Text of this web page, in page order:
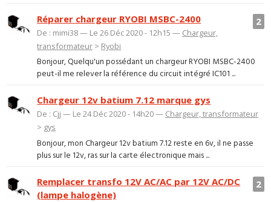
2
Réparer chargeur RYOBI MSBC-2400
De : mimi38 — Le 26 Déc 2020 - 12h15 — Chargeur,
transformateur > Ryobi
Bonjour, Quelqu'un possédant un chargeur RYOBI MSBC-2400
peut-il me relever la référence du circuit intégré IC101 ...
Chargeur 12v batium 7.12 marque gys
De : Cjj — Le 24 Déc 2020 - 14h20 — Chargeur, transformateur
> gys
Bonjour, mon Chargeur 12v batium 7.12 reste en 6v, il ne passe
plus sur le 12v, ras sur la carte électronique mais ...
2
Remplacer transfo 12V AC/AC par 12V AC/DC
(lampe halogène)